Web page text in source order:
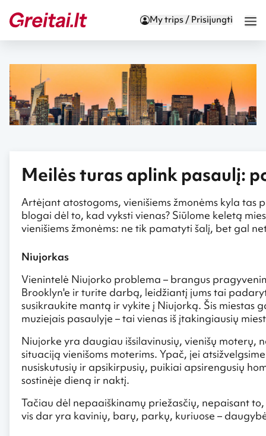
My trips / Prisijungti
Meilės turas aplink pasaulį:
Artėjant atostogoms, vienišiems žmonėms kyla tas
blogai dėl to, kad vyksti vienas? Siūlome keletą
vienišiems žmonėms: ne tik pamatyti šalį, bet gal
Niujorkas
Vienintelė Niujorko problema – brangus
Brooklyn'e ir turite darbą, leidžiantį jums tai
susikraukite mantą ir vykite į Niujorką. Šis miestas
muziejais pasaulyje – tai vienas iš įtakingiausių
Niujorke yra daugiau išsilavinusių, vienišų moterų,
situaciją vienišoms moterims. Ypač, jei
nusiskutusių ir apsikirpusių, puikiai apsirengusių
sostinėje dieną ir naktį.
Tačiau dėl nepaaiškinamų priežasčių, nepaisant
vis dar yra kavinių, barų, parkų, kuriuose –